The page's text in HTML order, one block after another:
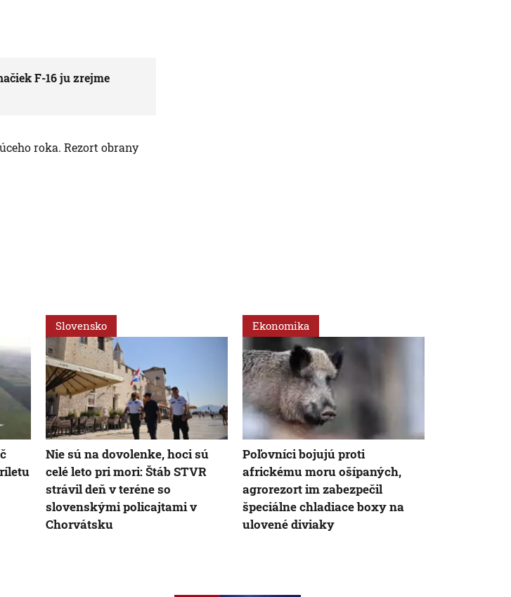
F-16 ju zrejme
roka. Rezort obrany
Slovensko
Nie sú na dovolenke, hoci sú
celé leto pri mori: Štáb STVR
strávil deň v teréne so
slovenskými policajtami v
Chorvátsku
Ekonomika
Poľovníci bojujú proti
africkému moru ošípaných,
agrorezort im zabezpečil
špeciálne chladiace boxy na
ulovené diviaky